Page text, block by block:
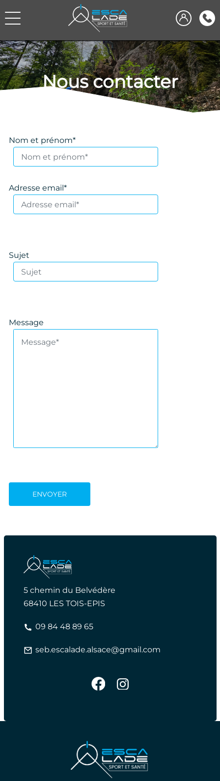
Nous contacter
Nom et prénom*
Adresse email*
Sujet
Message
5 chemin du Belvédère
68410 LES TOIS-EPIS
09 84 48 89 65
seb.escalade.alsace@gmail.com